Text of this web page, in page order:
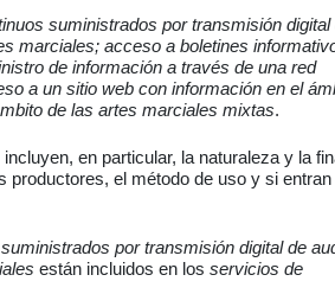
suministrados por transmisión digital
marciales; acceso a boletines
de información a través de una red
a un sitio web con información en el
de las artes marciales mixtas.
en particular, la naturaleza y la
el método de uso y si entran
por transmisión digital de
están incluidos en los servicios de